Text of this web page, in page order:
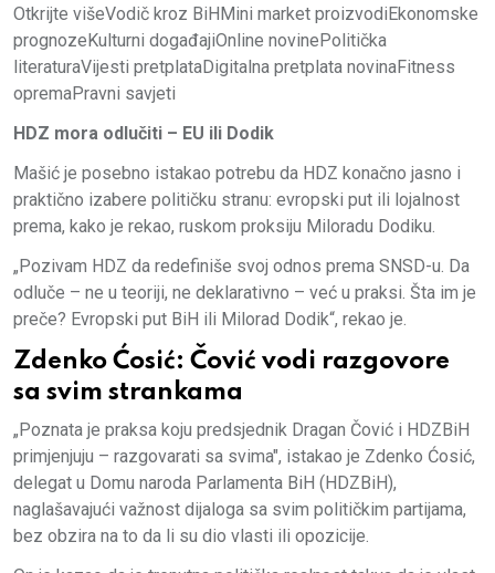
Otkrijte višeVodič kroz BiHMini market proizvodiEkonomske
prognozeKulturni događajiOnline novinePolitička
literaturaVijesti pretplataDigitalna pretplata novinaFitness
opremaPravni savjeti
HDZ mora odlučiti – EU ili Dodik
Mašić je posebno istakao potrebu da HDZ konačno jasno i
praktično izabere političku stranu: evropski put ili lojalnost
prema, kako je rekao, ruskom proksiju Miloradu Dodiku.
„Pozivam HDZ da redefiniše svoj odnos prema SNSD-u. Da
odluče – ne u teoriji, ne deklarativno – već u praksi. Šta im je
preče? Evropski put BiH ili Milorad Dodik“, rekao je.
Zdenko Ćosić: Čović vodi razgovore
sa svim strankama
„Poznata je praksa koju predsjednik Dragan Čović i HDZBiH
primjenjuju – razgovarati sa svima", istakao je Zdenko Ćosić,
delegat u Domu naroda Parlamenta BiH (HDZBiH),
naglašavajući važnost dijaloga sa svim političkim partijama,
bez obzira na to da li su dio vlasti ili opozicije.